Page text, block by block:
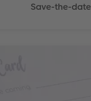
Save-the-date